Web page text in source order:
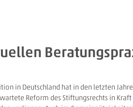
in Deutschland hat in den letzten
Reform des Stiftungsrechts in